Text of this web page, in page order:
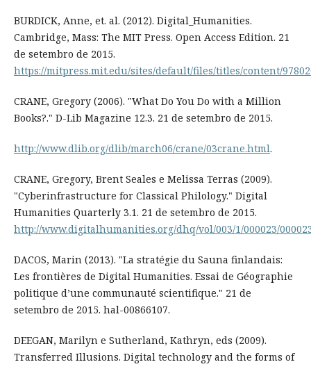
BURDICK, Anne, et. al. (2012). Digital_Humanities.
Cambridge, Mass: The MIT Press. Open Access Edition. 21
de setembro de 2015.
https://mitpress.mit.edu/sites/default/files/titles/content/
CRANE, Gregory (2006). "What Do You Do with a Million
Books?." D-Lib Magazine 12.3. 21 de setembro de 2015.
http://www.dlib.org/dlib/march06/crane/03crane.html.
CRANE, Gregory, Brent Seales e Melissa Terras (2009).
"Cyberinfrastructure for Classical Philology." Digital
Humanities Quarterly 3.1. 21 de setembro de 2015.
http://www.digitalhumanities.org/dhq/vol/003/1/000023/
DACOS, Marin (2013). "La stratégie du Sauna finlandais:
Les frontières de Digital Humanities. Essai de Géographie
politique d’une communauté scientifique." 21 de
setembro de 2015. hal-00866107.
DEEGAN, Marilyn e Sutherland, Kathryn, eds (2009).
Transferred Illusions. Digital technology and the forms of